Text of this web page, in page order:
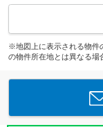
※地図上に表示される物件
の物件所在地とは異なる場